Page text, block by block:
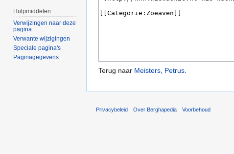
Terug naar Meisters, Petrus.
Hulpmiddelen
Verwijzingen naar deze
pagina
Verwante wijzigingen
Speciale pagina's
Paginagegevens
Privacybeleid Over Berghapedia Voorbehoud